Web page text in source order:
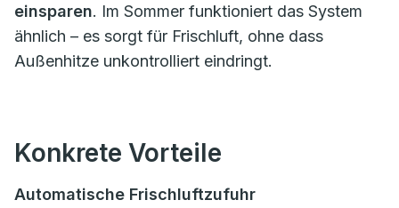
einsparen. Im Sommer funktioniert das System
ähnlich – es sorgt für Frischluft, ohne dass
Außenhitze unkontrolliert eindringt.
Konkrete Vorteile
Automatische Frischluftzufuhr